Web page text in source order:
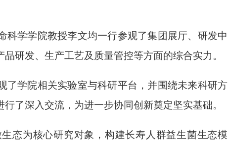
学学院教授李文均一行参观了集团展厅、研发中
研发、生产工艺及质量管控等方面的综合实力。
学院相关实验室与科研平台，并围绕未来科研方
了深入交流，为进一步协同创新奠定坚实基础。
为核心研究对象，构建长寿人群益生菌生态模